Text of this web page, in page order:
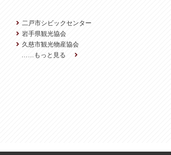
二戸市シビックセンター
岩手県観光協会
久慈市観光物産協会
……もっと見る